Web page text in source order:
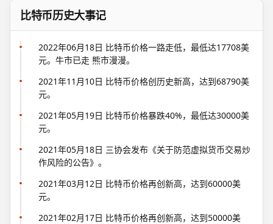
比特币历史大事记
2022年06月18日 比特币价格一路走低，最低达17708美
元。牛市已走 熊市漫漫。
2021年11月10日 比特币价格创历史新高，达到68790美
元。
2021年05月19日 比特币价格暴跌40%，最低达30000美
元。
2021年05月18日 三协会发布《关于防范虚拟货币交易炒
作风险的公告》。
2021年03月12日 比特币价格再创新高，达到60000美
元。
2021年02月17日 比特币价格再创新高，达到50000美